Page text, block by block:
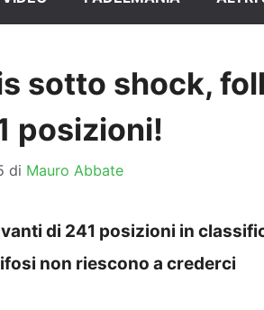
sotto shock,
posizioni!
di Mauro Abbate
di 241 posizioni in
non riescono a crederci